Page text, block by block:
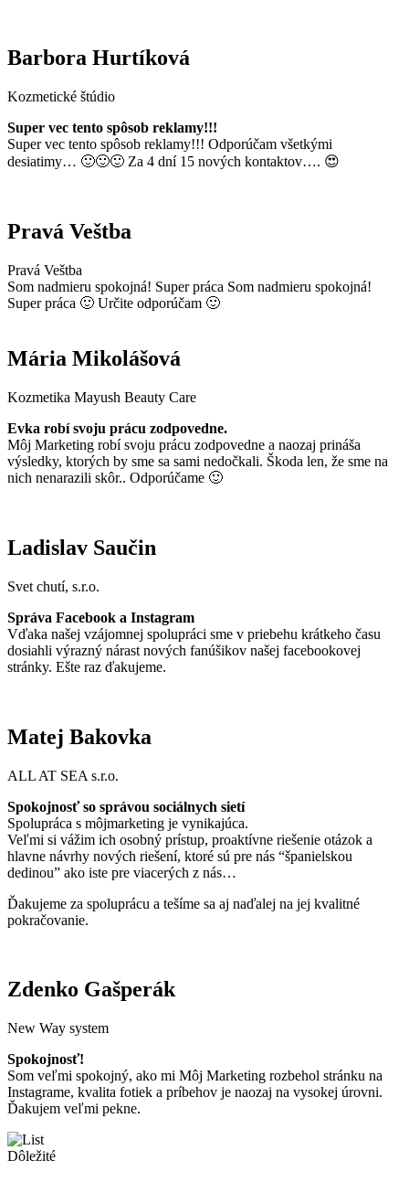
Barbora Hurtíková
Kozmetické štúdio
Super vec tento spôsob reklamy!!!
Super vec tento spôsob reklamy!!! Odporúčam všetkými
desiatimy… 🙂🙂🙂 Za 4 dní 15 nových kontaktov…. 😍
Pravá Veštba
Pravá Veštba
Som nadmieru spokojná! Super práca Som nadmieru spokojná!
Super práca 🙂 Určite odporúčam 🙂
Mária Mikolášová
Kozmetika Mayush Beauty Care
Evka robí svoju prácu zodpovedne.
Môj Marketing robí svoju prácu zodpovedne a naozaj prináša
výsledky, ktorých by sme sa sami nedočkali. Škoda len, že sme na
nich nenarazili skôr.. Odporúčame 🙂
Ladislav Saučin
Svet chutí, s.r.o.
Správa Facebook a Instagram
Vďaka našej vzájomnej spolupráci sme v priebehu krátkeho času
dosiahli výrazný nárast nových fanúšikov našej facebookovej
stránky. Ešte raz ďakujeme.
Matej Bakovka
ALL AT SEA s.r.o.
Spokojnosť so správou sociálnych sietí
Spolupráca s môjmarketing je vynikajúca.
Veľmi si vážim ich osobný prístup, proaktívne riešenie otázok a
hlavne návrhy nových riešení, ktoré sú pre nás “španielskou
dedinou” ako iste pre viacerých z nás…
Ďakujeme za spoluprácu a tešíme sa aj naďalej na jej kvalitné
pokračovanie.
Zdenko Gašperák
New Way system
Spokojnosť!
Som veľmi spokojný, ako mi Môj Marketing rozbehol stránku na
Instagrame, kvalita fotiek a príbehov je naozaj na vysokej úrovni.
Ďakujem veľmi pekne.
Dôležité